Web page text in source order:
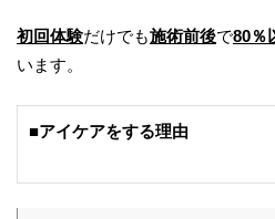
初回体験だけでも施術前後で80％
います。
■アイケアをする理由